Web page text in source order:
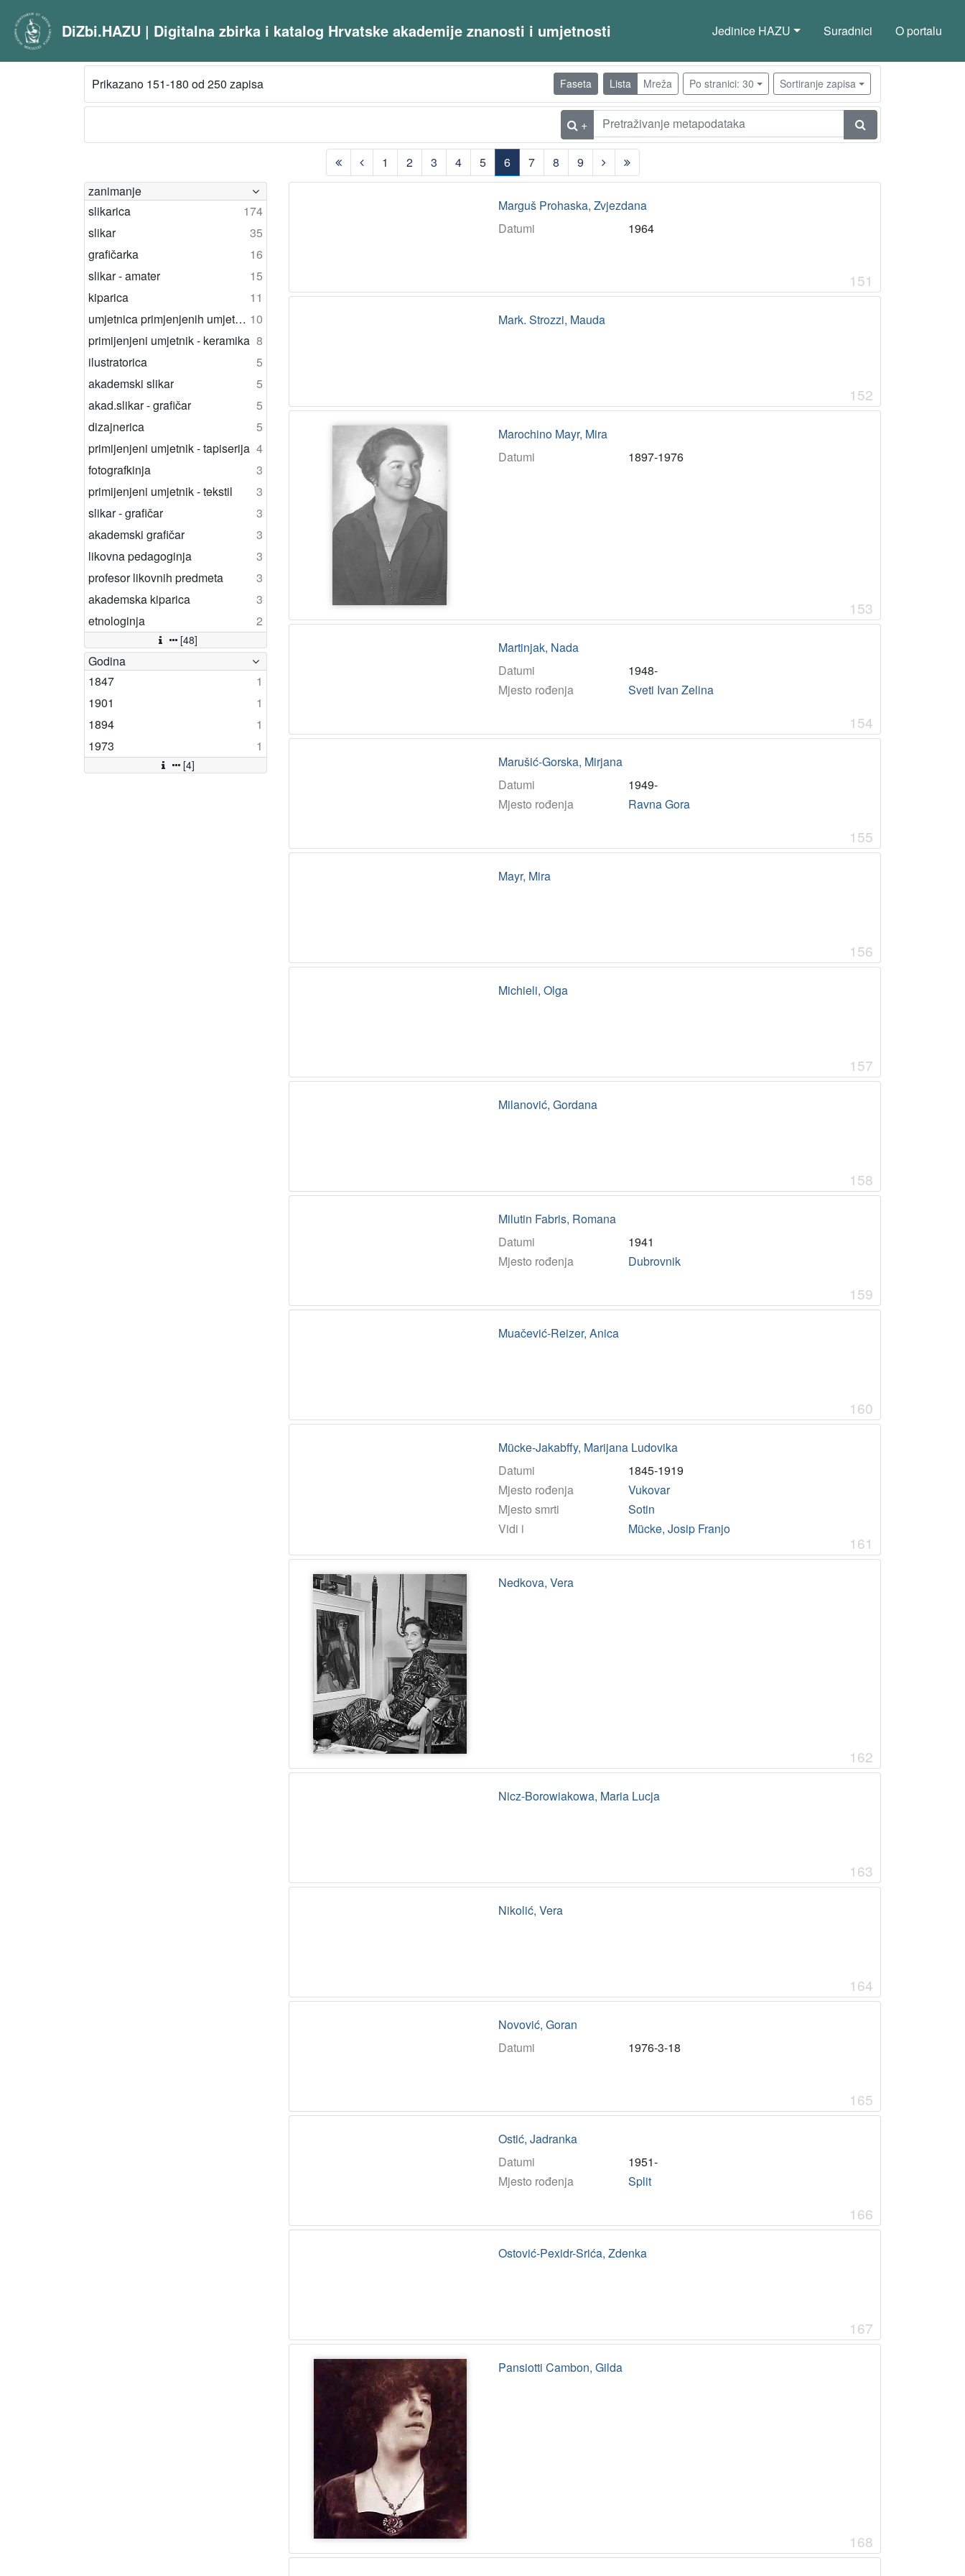
DiZbi.HAZU | Digitalna zbirka i katalog Hrvatske akademije znanosti i umjetnosti Jedinice HAZU Suradnici O portalu
Prikazano 151-180 od 250 zapisa Faseta Lista Mreža Po stranici: 30 Sortiranje zapisa
+
1 2 3 4 5
6
(current)
7 8
9
zanimanje
slikarica
174
slikar
35
grafičarka
16
slikar - amater
15
kiparica
11
umjetnica primjenjenih umjetnosti 10
primijenjeni umjetnik - keramika 8
ilustratorica
5
akademski slikar
5
akad.slikar - grafičar
5
dizajnerica
5
primijenjeni umjetnik - tapiserija 4
fotografkinja
3
primijenjeni umjetnik - tekstil
3
slikar - grafičar
3
akademski grafičar
3
likovna pedagoginja
3
profesor likovnih predmeta
3
akademska kiparica
3
etnologinja
2
[48]
Godina
1847
1
1901
1
1894
1
1973
1
[4]
Marguš Prohaska, Zvjezdana
Datumi
1964
151
Mark. Strozzi, Mauda
152
Marochino Mayr, Mira
Datumi
1897-1976
153
Martinjak, Nada
Datumi
1948-
Mjesto rođenja
Sveti Ivan Zelina
154
Marušić-Gorska, Mirjana
Datumi
1949-
Mjesto rođenja
Ravna Gora
155
Mayr, Mira
156
Michieli, Olga
157
Milanović, Gordana
158
Milutin Fabris, Romana
Datumi
1941
Mjesto rođenja
Dubrovnik
159
Muačević-Reizer, Anica
160
Mücke-Jakabffy, Marijana Ludovika
Datumi
1845-1919
Mjesto rođenja
Vukovar
Mjesto smrti
Sotin
Vidi i
Mücke, Josip Franjo
161
Nedkova, Vera
162
Nicz-Borowiakowa, Maria Lucja
163
Nikolić, Vera
164
Novović, Goran
Datumi
1976-3-18
165
Ostić, Jadranka
Datumi
1951-
Mjesto rođenja
Split
166
Ostović-Pexidr-Srića, Zdenka
167
Pansiotti Cambon, Gilda
168